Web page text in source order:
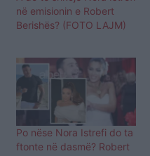
në emisionin e Robert
Berishës? (FOTO LAJM)
Po nëse Nora Istrefi do ta
ftonte në dasmë? Robert